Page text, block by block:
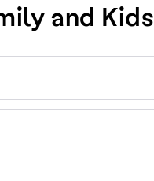
and Kids